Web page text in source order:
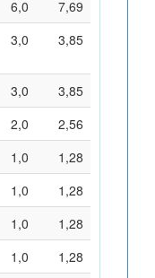
6,0
7,69
3,0 3,85
3,0
3,85
2,0
2,56
1,0
1,28
1,0
1,28
1,0
1,28
1,0
1,28